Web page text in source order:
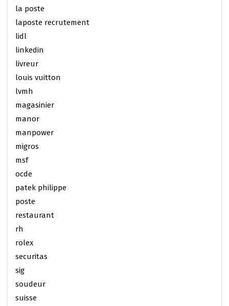
la poste
laposte recrutement
lidl
linkedin
livreur
louis vuitton
lvmh
magasinier
manor
manpower
migros
msf
ocde
patek philippe
poste
restaurant
rh
rolex
securitas
sig
soudeur
suisse